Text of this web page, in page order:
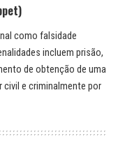
como falsidade
incluem prisão,
de obtenção de uma
e criminalmente por